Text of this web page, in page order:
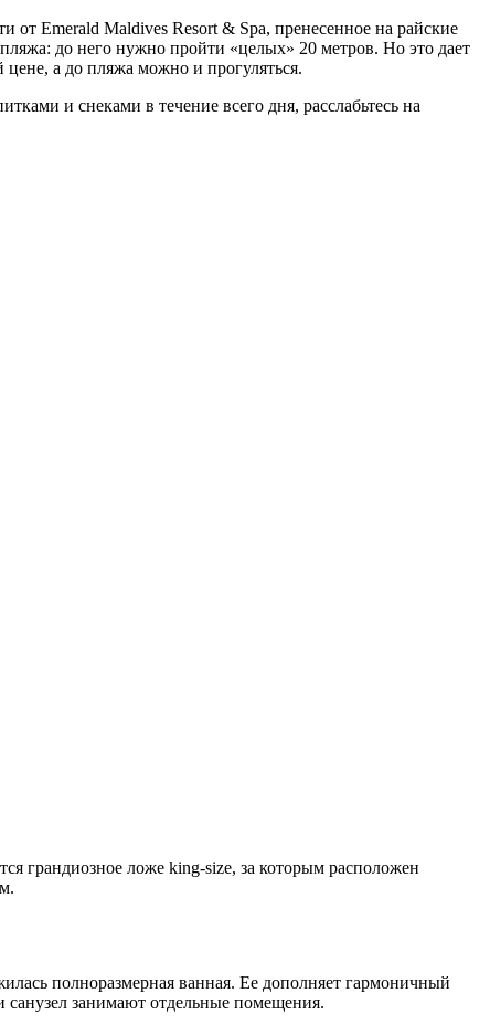
от Emerald Maldives Resort & Spa, пренесенное на райские
до него нужно пройти «целых» 20 метров. Но это дает
а до пляжа можно и прогуляться.
и снеками в течение всего дня, расслабьтесь на
грандиозное ложе king-size, за которым расположен
полноразмерная ванная. Ее дополняет гармоничный
санузел занимают отдельные помещения.